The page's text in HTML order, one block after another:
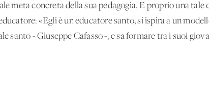
meta concreta della sua pedagogia. E proprio una
«Egli è un educatore santo, si ispira a un
santo - Giuseppe Cafasso -, e sa formare tra i suoi